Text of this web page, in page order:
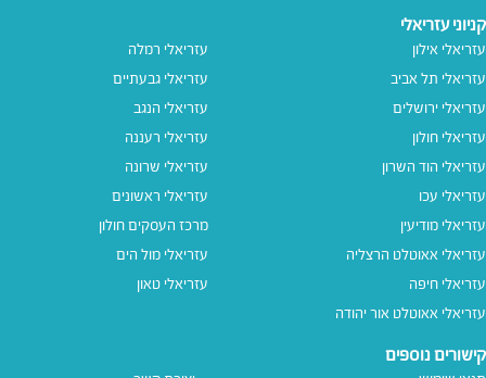
קניוני עזריאלי
עזריאלי אילון
עזריאלי תל אביב
עזריאלי ירושלים
עזריאלי חולון
עזריאלי הוד השרון
עזריאלי עכו
עזריאלי מודיעין
עזריאלי אאוטלט הרצליה
עזריאלי חיפה
עזריאלי אאוטלט אור יהודה
עזריאלי רמלה
עזריאלי גבעתיים
עזריאלי הנגב
עזריאלי רעננה
עזריאלי שרונה
עזריאלי ראשונים
מרכז העסקים חולון
עזריאלי מול הים
עזריאלי טאון
קישורים נוספים